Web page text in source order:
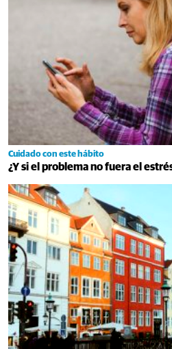
Cuidado con este hábito
¿Y si el problema no fuera el